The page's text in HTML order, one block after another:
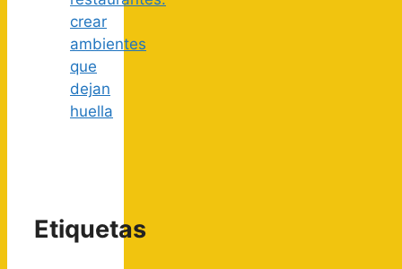
crear
ambientes
que
dejan
huella
Etiquetas